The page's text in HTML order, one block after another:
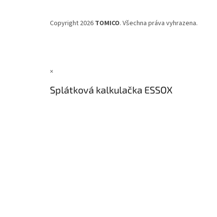
Copyright 2026 TOMICO. Všechna práva vyhrazena.
×
Splátková kalkulačka ESSOX